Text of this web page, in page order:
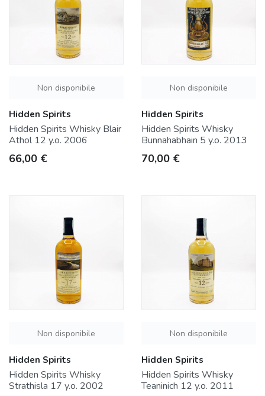
Non disponibile
Hidden Spirits
Hidden Spirits Whisky Blair
Athol 12 y.o. 2006
Prezzo
66,00 €
Non disponibile
Hidden Spirits
Hidden Spirits Whisky
Bunnahabhain 5 y.o. 2013
Prezzo
70,00 €
Non disponibile
Hidden Spirits
Hidden Spirits Whisky
Strathisla 17 y.o. 2002
Non disponibile
Hidden Spirits
Hidden Spirits Whisky
Teaninich 12 y.o. 2011